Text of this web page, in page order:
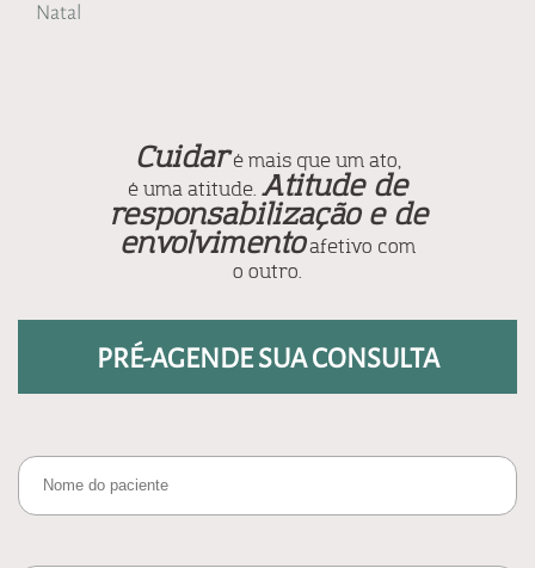
Natal
Cuidaré mais que um ato,
é uma atitude. Atitude de
responsabilização e de
envolvimentoafetivo com
o outro.
PRÉ-AGENDE SUA CONSULTA